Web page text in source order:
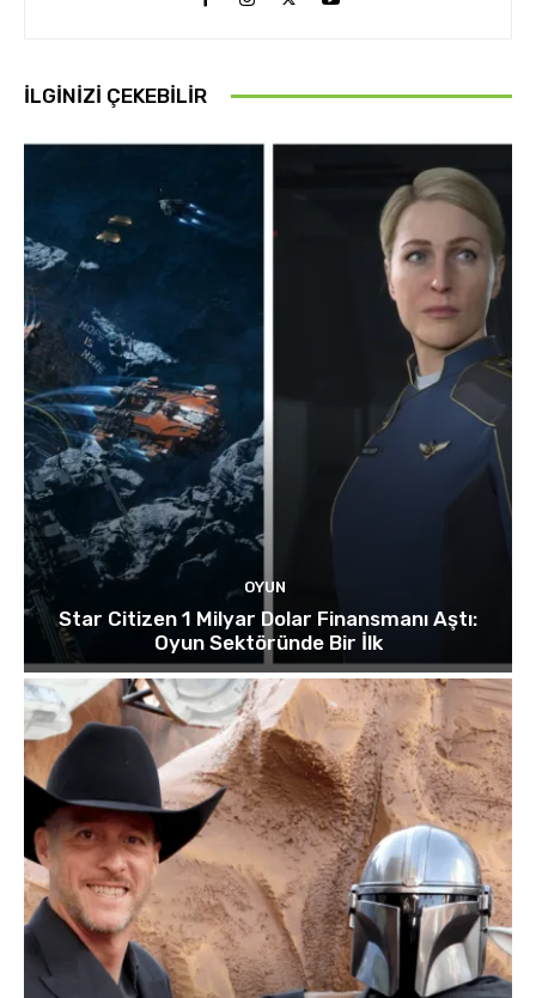
İLGINIZI ÇEKEBILIR
OYUN
Star Citizen 1 Milyar Dolar Finansmanı Aştı:
Oyun Sektöründe Bir İlk